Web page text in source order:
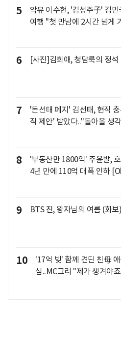
5
악뮤 이수현, '김성주子' 김민
여행 "첫 만남에 2시간 넘게
6 [사진]김희애, 청담룩의 정석
7
'돈선태 폐지' 김선태, 현직
직 제안' 받았다.."돌아올 생
8
'부동산만 1800억' 주윤발,
4년 만에 110억 대폭 인하
9 BTS 진, 왕자님의 여름 (화보)
10
'17억 빚' 함께 견딘 친母
심..MC그리 "제가 챙겨야